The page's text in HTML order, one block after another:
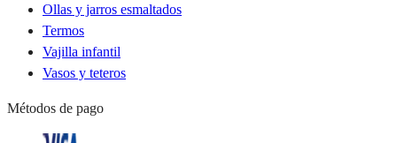
Ollas y jarros esmaltados
Termos
Vajilla infantil
Vasos y teteros
Métodos de pago